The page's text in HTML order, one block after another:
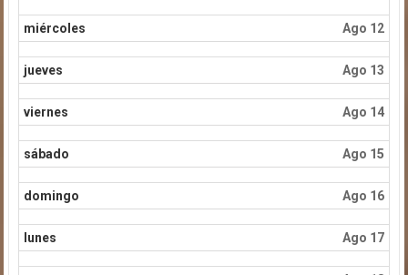
miércoles Ago 12
jueves Ago 13
viernes Ago 14
sábado Ago 15
domingo Ago 16
lunes Ago 17